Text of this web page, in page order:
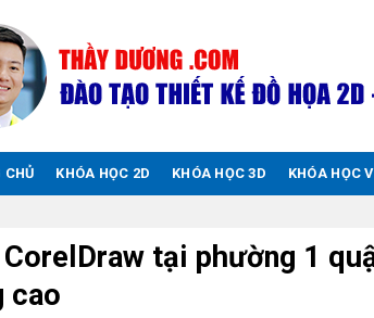
CHỦ KHÓA HỌC 2D KHÓA HỌC 3D KHÓA HỌC
tại phường 1
cao